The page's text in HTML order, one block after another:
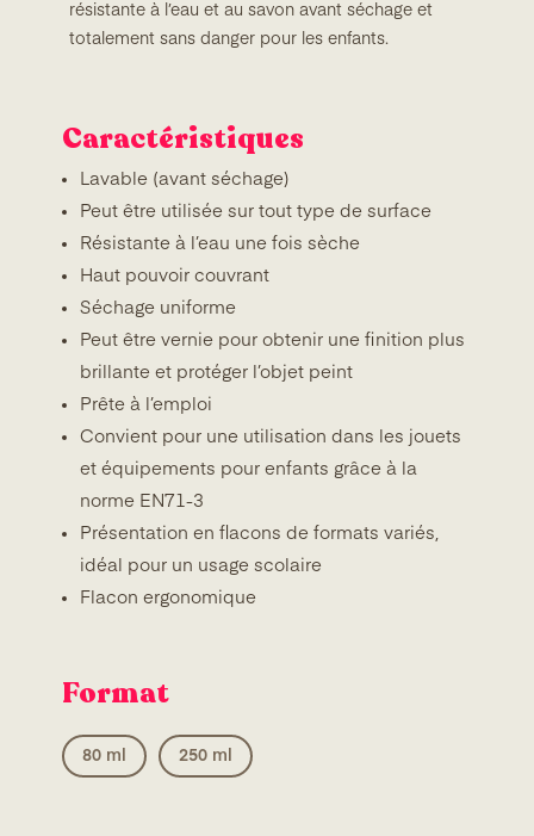
résistante à l’eau et au savon avant séchage et
totalement sans danger pour les enfants.
Caractéristiques
Lavable (avant séchage)
Peut être utilisée sur tout type de surface
Résistante à l’eau une fois sèche
Haut pouvoir couvrant
Séchage uniforme
Peut être vernie pour obtenir une finition plus
brillante et protéger l’objet peint
Prête à l’emploi
Convient pour une utilisation dans les jouets
et équipements pour enfants grâce à la
norme EN71-3
Présentation en flacons de formats variés,
idéal pour un usage scolaire
Flacon ergonomique
Format
80 ml 250 ml